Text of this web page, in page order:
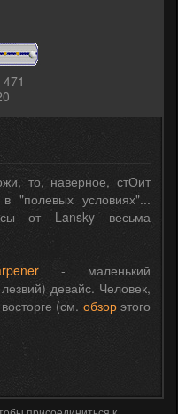
471
то, наверное, стОит
"полевых условиях"...
от Lansky весьма
- маленький
девайс. Человек,
(см. обзорэтого